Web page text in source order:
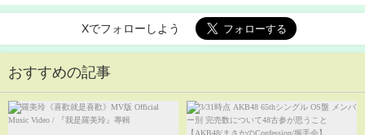
Xでフォローしよう
おすすめの記事